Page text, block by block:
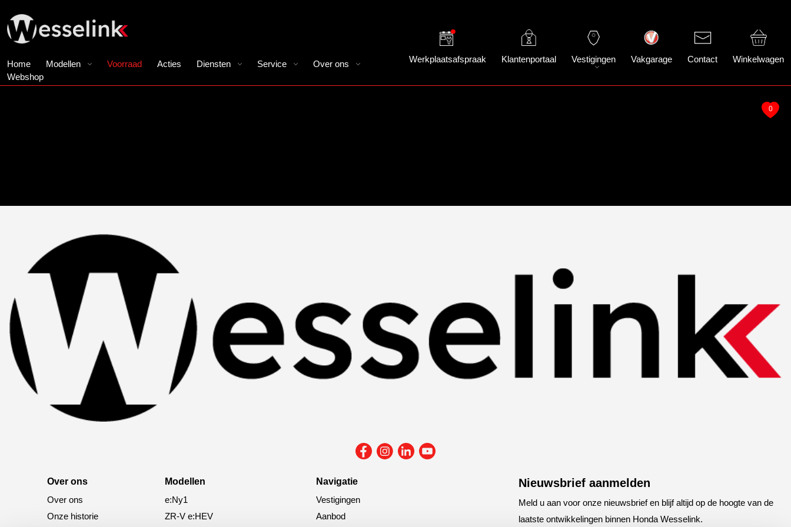
Home Modellen Voorraad Acties Diensten Service
Over ons
Webshop
Werkplaatsafspraak Klantenportaal Vestigingen Vakgarage Contact Winkelwagen
0
Over ons
Over ons
Onze historie
Modellen
e:Ny1
ZR-V e:HEV
Navigatie
Vestigingen
Aanbod
Nieuwsbrief aanmelden
Meld u aan voor onze nieuwsbrief en blijf altijd op de hoogte van de
laatste ontwikkelingen binnen Honda Wesselink.